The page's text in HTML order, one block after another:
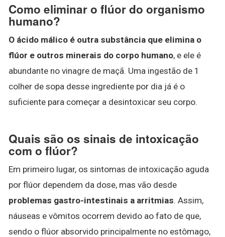
Como eliminar o flúor do organismo
humano?
O ácido málico é outra substância que elimina o
flúor e outros minerais do corpo humano, e ele é
abundante no vinagre de maçã. Uma ingestão de 1
colher de sopa desse ingrediente por dia já é o
suficiente para começar a desintoxicar seu corpo.
Quais são os sinais de intoxicação
com o flúor?
Em primeiro lugar, os sintomas de intoxicação aguda
por flúor dependem da dose, mas vão desde
problemas gastro-intestinais a arritmias. Assim,
náuseas e vômitos ocorrem devido ao fato de que,
sendo o flúor absorvido principalmente no estômago,